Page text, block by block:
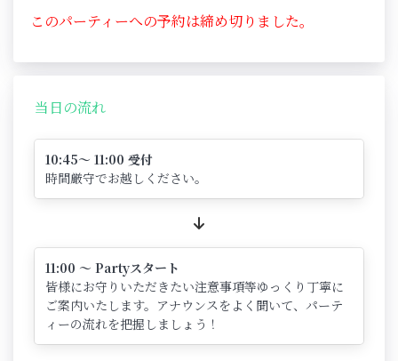
このパーティーへの予約は締め切りました。
当日の流れ
10:45～ 11:00 受付
時間厳守でお越しください。
11:00 ～ Partyスタート
皆様にお守りいただきたい注意事項等ゆっくり丁寧に
ご案内いたします。アナウンスをよく聞いて、パーテ
ィーの流れを把握しましょう！